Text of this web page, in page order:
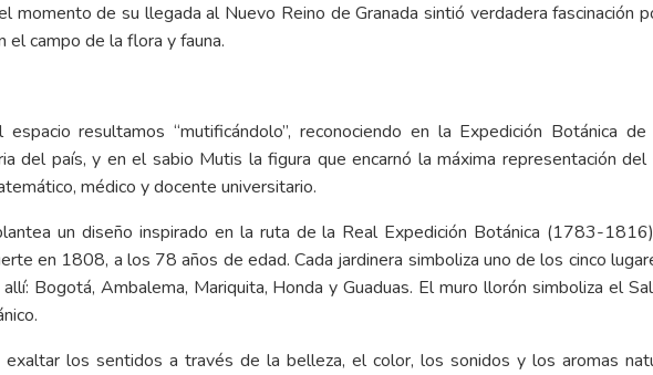
momento de su llegada al Nuevo Reino de Granada sintió verdadera fascinación
el campo de la flora y fauna.
espacio resultamos “mutificándolo”, reconociendo en la Expedición Botánica
del país, y en el sabio Mutis la figura que encarnó la máxima representación
médico y docente universitario.
un diseño inspirado en la ruta de la Real Expedición Botánica (1783-
en 1808, a los 78 años de edad. Cada jardinera simboliza uno de los cinco
Bogotá, Ambalema, Mariquita, Honda y Guaduas. El muro llorón simboliza el
los sentidos a través de la belleza, el color, los sonidos y los aromas